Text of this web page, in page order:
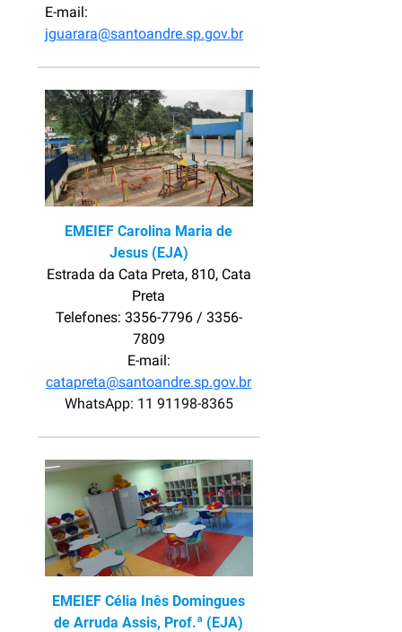
E-mail:
jguarara@santoandre.sp.gov.br
EMEIEF Carolina Maria de
Jesus (EJA)
Estrada da Cata Preta, 810, Cata
Preta
Telefones: 3356-7796 / 3356-
7809
E-mail:
catapreta@santoandre.sp.gov.br
WhatsApp: 11 91198-8365
EMEIEF Célia Inês Domingues
de Arruda Assis, Prof.ª (EJA)